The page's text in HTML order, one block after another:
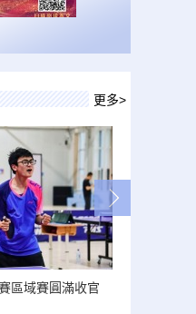
更多>
區域賽圓滿收官